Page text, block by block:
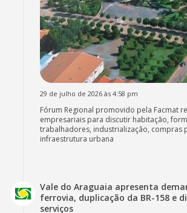
29 de julho de 2026 às 4:58 pm
Fórum Regional promovido pela Facmat
empresariais para discutir habitação,
trabalhadores, industrialização, compras
infraestrutura urbana
Vale do Araguaia apresenta
ferrovia, duplicação da BR-158 e
serviços